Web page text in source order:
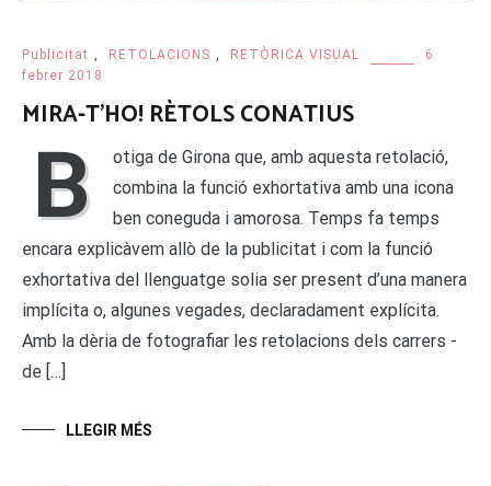
Publicitat RETOLACIONS RETÒRICA VISUAL
6
febrer 2018
MIRA-T’HO! RÈTOLS CONATIUS
B
otiga de Girona que, amb aquesta retolació,
combina la funció exhortativa amb una icona
ben coneguda i amorosa. Temps fa temps
encara explicàvem allò de la publicitat i com la funció
exhortativa del llenguatge solia ser present d’una manera
implícita o, algunes vegades, declaradament explícita.
Amb la dèria de fotografiar les retolacions dels carrers -
de […]
LLEGIR MÉS